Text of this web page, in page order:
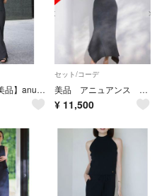
定価2.7万【美品】anuansスウェットセットアップ
セット/コーデ
美品 アニュアンス シアーコンビネーションリブニットセットアップ
¥ 11,500